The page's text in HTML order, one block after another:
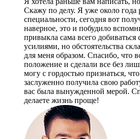
Скажу по делу. Я уже около года
специальности, сегодня вот
наверное, это и побудило
привыкла сама всего
усилиями, но обстоятельства
для меня образом. Спасибо, что
положение и сделали все без
могу с гордостью признаться,
заслуженно получила свою
вас была вынужденной мерой.
делаете жизнь проще!